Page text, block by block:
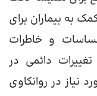
به بیماران برای
و خاطرات
دائمی در
در روانکاوی